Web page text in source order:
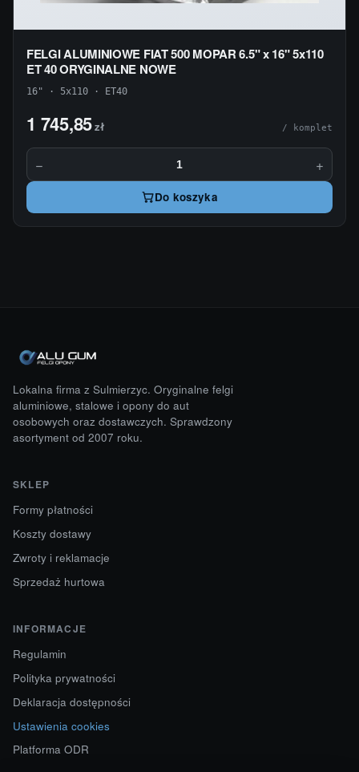
FELGI ALUMINIOWE FIAT 500 MOPAR 6.5" x 16" 5x110
ET 40 ORYGINALNE NOWE
16" · 5x110 · ET40
1 745,85zł / komplet
− +
Do koszyka
Lokalna firma z Sulmierzyc. Oryginalne felgi
aluminiowe, stalowe i opony do aut
osobowych oraz dostawczych. Sprawdzony
asortyment od 2007 roku.
SKLEP
Formy płatności
Koszty dostawy
Zwroty i reklamacje
Sprzedaż hurtowa
INFORMACJE
Regulamin
Polityka prywatności
Deklaracja dostępności
Ustawienia cookies
Platforma ODR